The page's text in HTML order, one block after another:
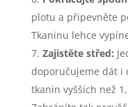
plotu a připevněte
Tkaninu lehce
Zajistěte střed:
doporučujeme dát i
tkanin vyšších než